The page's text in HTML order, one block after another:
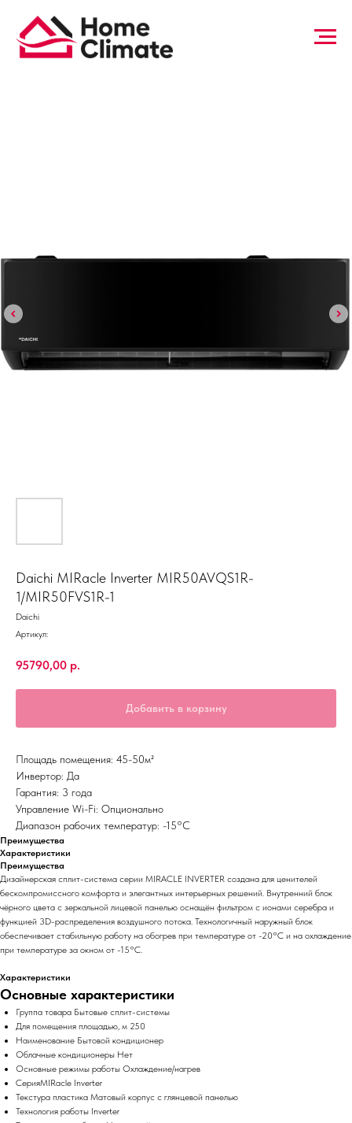
Daichi MIRacle Inverter MIR50AVQS1R-
1/MIR50FVS1R-1
Daichi
Артикул:
95790,00 р.
Добавить в корзину
Площадь помещения: 45-50м²
Инвертор: Да
Гарантия: 3 года
Управление Wi-Fi: Опционально
Диапазон рабочих температур: -15°С
Преимущества
Характеристики
Преимущества
Дизайнерская сплит-система серии MIRACLE INVERTER создана для ценителей
бескомпромиссного комфорта и элегантных интерьерных решений. Внутренний блок
чёрного цвета с зеркальной лицевой панелью оснащён фильтром с ионами серебра и
функцией 3D-распределения воздушного потока. Технологичный наружный блок
обеспечивает стабильную работу на обогрев при температуре от -20°С и на охлаждение
при температуре за окном от -15°С.
Характеристики
Основные характеристики
Группа товара Бытовые сплит-системы
Для помещения площадью, м 250
Наименование Бытовой кондиционер
Облачные кондиционеры Нет
Основные режимы работы Охлаждение/нагрев
СерияMIRacle Inverter
Текстура пластика Матовый корпус с глянцевой панелью
Технология работы Inverter